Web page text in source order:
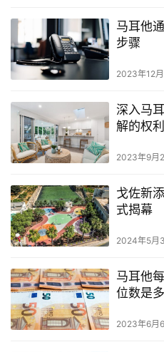
马耳他
步骤
2023年12
深入马
解的权
2023年9月
戈佐新
式揭幕
2024年5月
马耳他
位数是
2023年6月